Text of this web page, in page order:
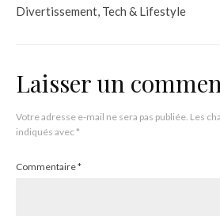
Divertissement, Tech & Lifestyle
Laisser un
Votre adresse e-mail ne sera pas publiée. Les
indiqués avec*
Commentaire*